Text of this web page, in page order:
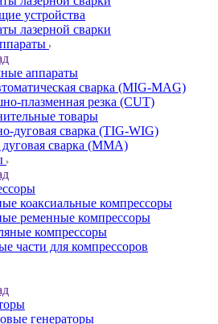
устройства
лазерной сварки
аппараты
сварка (MIG-MAG)
плазменная резка (CUT)
товары
дуговая сварка (TIG-WIG)
сварка (MMA)
коаксиальные компрессоры
ременные компрессоры
компрессоры
части для компрессоров
генераторы